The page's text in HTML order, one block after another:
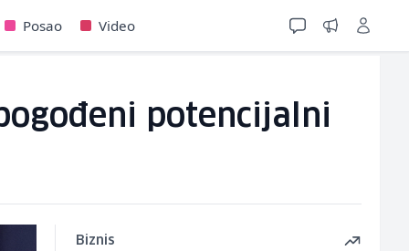
Posao Video
potencijalni
Biznis